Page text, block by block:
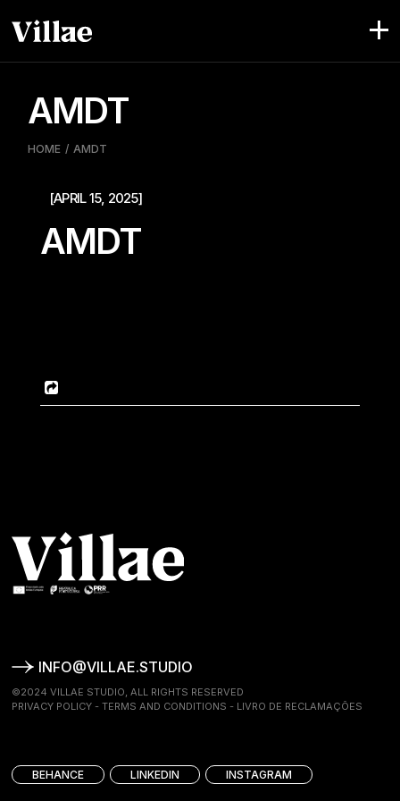
para
AMDT
HOME AMDT
[APRIL 15, 2025]
AMDT
INFO@VILLAE.STUDIO
©2024 VILLAE STUDIO, ALL RIGHTS RESERVED
PRIVACY POLICY -TERMS AND CONDITIONS - LIVRO DE RECLAMAÇÕES
BEHANCE LINKEDIN INSTAGRAM